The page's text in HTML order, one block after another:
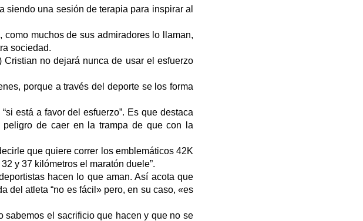
siendo una sesión de terapia para inspirar al
como muchos de sus admiradores lo llaman,
sociedad.
Cristian no dejará nunca de usar el esfuerzo
porque a través del deporte se los forma
está a favor del esfuerzo”. Es que destaca
de caer en la trampa de que con la
que quiere correr los emblemáticos 42K
y 37 kilómetros el maratón duele”.
hacen lo que aman. Así acota que
del atleta “no es fácil» pero, en su caso, «es
sabemos el sacrificio que hacen y que no se